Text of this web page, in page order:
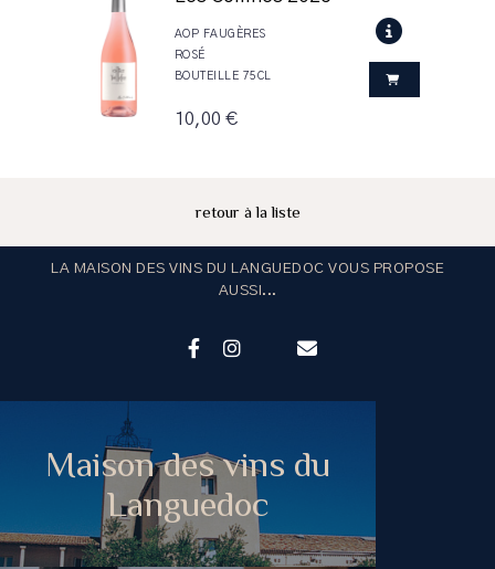
AOP FAUGÈRES
ROSÉ
BOUTEILLE 75CL
10,00 €
retour à la liste
LA MAISON DES VINS DU LANGUEDOC VOUS PROPOSE
AUSSI...
Maison des vins du
Languedoc